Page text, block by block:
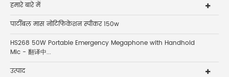
हमारे बारे में
पार्टीबल मास नोटिफिकेशन स्पीकर 150w
HS268 50W Portable Emergency Megaphone with Handhold
Mic - 翻译中...
उत्पाद